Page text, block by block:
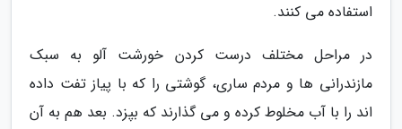
استفاده می کنند.
در مراحل مختلف درست کردن خورشت آلو به سبک
مازندرانی ها و مردم ساری، گوشتی را که با پیاز تفت داده
اند را با آب مخلوط کرده و می گذارند که بپزد. بعد هم به آن